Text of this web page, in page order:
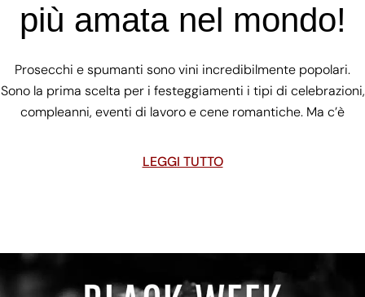
più amata nel mondo!
Prosecchi e spumanti sono vini incredibilmente popolari.
Sono la prima scelta per i festeggiamenti i tipi di celebrazioni,
compleanni, eventi di lavoro e cene romantiche. Ma c’è
LEGGI TUTTO